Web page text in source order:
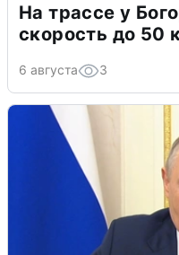
На трассе у
скорость до 50
6 августа 3